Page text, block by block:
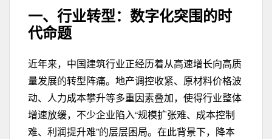
一、 行业转型： 数字化突围的时
代命题
近年来，中国建筑行业正经历着从高速增长向高质
量发展的转型阵痛。地产调控收紧、原材料价格波
动、人力成本攀升等多重因素叠加，使得行业整体
增速放缓，不少企业陷入“规模扩张难、成本控制
难、利润提升难”的层层困局。在此背景下，降本